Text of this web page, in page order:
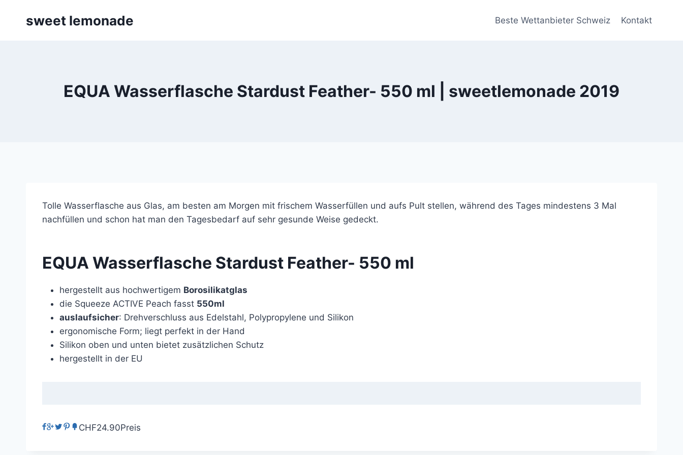
sweet lemonade Beste Wettanbieter Schweiz Kontakt
EQUA Wasserflasche Stardust Feather- 550 ml | sweetlemonade 2019
Tolle Wasserflasche aus Glas, am besten am Morgen mit frischem Wasserfüllen und aufs Pult stellen, während des Tages mindestens 3 Mal
nachfüllen und schon hat man den Tagesbedarf auf sehr gesunde Weise gedeckt.
EQUA Wasserflasche Stardust Feather- 550 ml
hergestellt aus hochwertigem Borosilikatglas
die Squeeze ACTIVE Peach fasst 550ml
auslaufsicher: Drehverschluss aus Edelstahl, Polypropylene und Silikon
ergonomische Form; liegt perfekt in der Hand
Silikon oben und unten bietet zusätzlichen Schutz
hergestellt in der EU
CHF24.90Preis